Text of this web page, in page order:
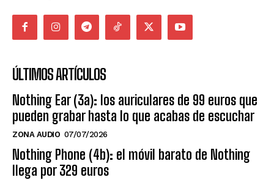
ÚLTIMOS ARTÍCULOS
Nothing Ear (3a): los auriculares de 99 euros que
pueden grabar hasta lo que acabas de escuchar
ZONA AUDIO 07/07/2026
Nothing Phone (4b): el móvil barato de Nothing
llega por 329 euros